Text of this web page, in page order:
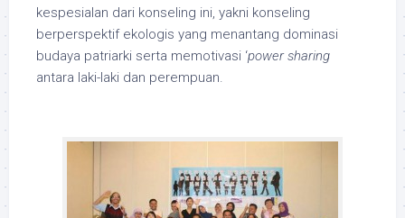
kespesialan dari konseling ini, yakni konseling
berperspektif ekologis yang menantang dominasi
budaya patriarki serta memotivasi ‘power sharing
antara laki-laki dan perempuan.